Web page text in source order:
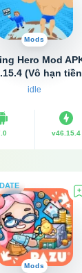
Mods
Hero Mod
(Vô hạn
quảng cáo)
idle
v46.15.4
Mods